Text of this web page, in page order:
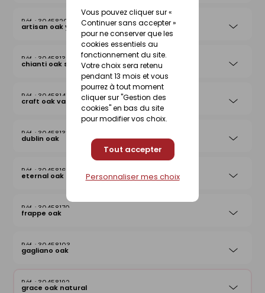
Vous pouvez cliquer sur «
Continuer sans accepter »
pour ne conserver que les
cookies essentiels au
fonctionnement du site.
Votre choix sera retenu
pendant 13 mois et vous
pourrez à tout moment
cliquer sur "Gestion des
cookies" en bas du site
pour modifier vos choix.
Tout accepter
Personnaliser mes choix
30458204
artisan oak yellow
30458138
chianti oak sand
30458147
craft oak vanilla
30458133
dublin oak
30458167
eternal oak
30458170
frappe oak
30458103
gagliano oak
30458192
grace oak natural